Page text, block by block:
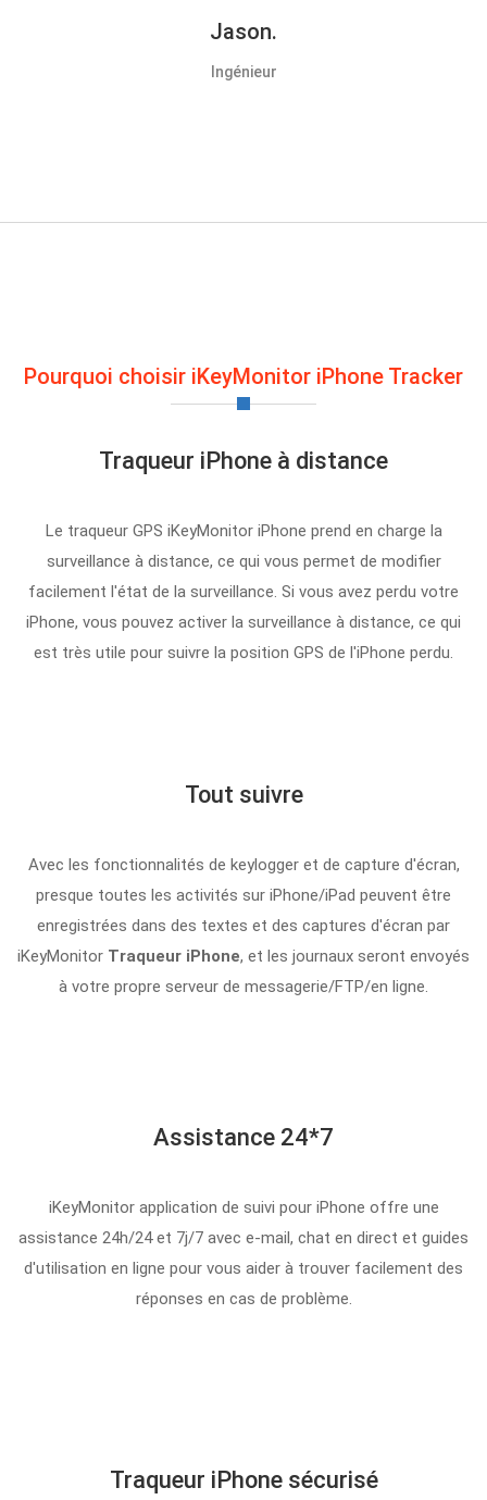
Jason.
Ingénieur
Pourquoi choisir iKeyMonitor iPhone Tracker
Traqueur iPhone à distance
Le traqueur GPS iKeyMonitor iPhone prend en charge la
surveillance à distance, ce qui vous permet de modifier
facilement l'état de la surveillance. Si vous avez perdu votre
iPhone, vous pouvez activer la surveillance à distance, ce qui
est très utile pour suivre la position GPS de l'iPhone perdu.
Tout suivre
Avec les fonctionnalités de keylogger et de capture d'écran,
presque toutes les activités sur iPhone/iPad peuvent être
enregistrées dans des textes et des captures d'écran par
iKeyMonitor Traqueur iPhone, et les journaux seront envoyés
à votre propre serveur de messagerie/FTP/en ligne.
Assistance 24*7
iKeyMonitor application de suivi pour iPhone offre une
assistance 24h/24 et 7j/7 avec e-mail, chat en direct et guides
d'utilisation en ligne pour vous aider à trouver facilement des
réponses en cas de problème.
Traqueur iPhone sécurisé